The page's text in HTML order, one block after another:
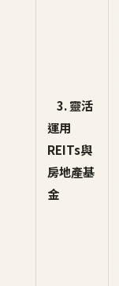
3. 靈活
運用
REITs與
房地產基
金